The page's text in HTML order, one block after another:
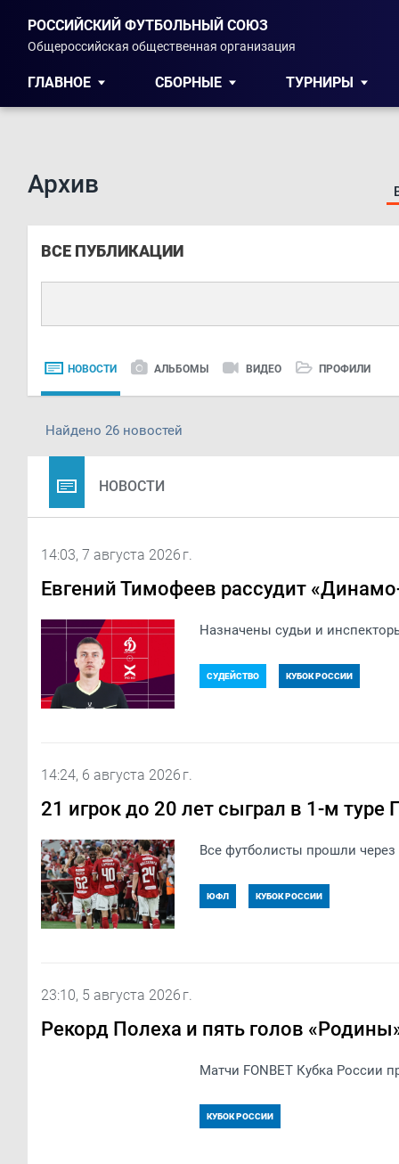
РОССИЙСКИЙ ФУТБОЛЬНЫЙ СОЮЗ
Общероссийская общественная организация
ГЛАВНОЕ СБОРНЫЕ ТУРНИРЫ
Архив
ВСЕ ПУБЛИКАЦИИ
НОВОСТИ АЛЬБОМЫ ВИДЕО ПРОФИЛИ
Найдено 26 новостей
НОВОСТИ
14:03, 7 августа 2026 г.
Евгений Тимофеев рассудит
Назначены судьи и
СУДЕЙСТВО КУБОК РОССИИ
14:24, 6 августа 2026 г.
21 игрок до 20 лет сыграл в 1-м туре
Все футболисты прошли
ЮФЛ КУБОК РОССИИ
23:10, 5 августа 2026 г.
Рекорд Полеха и пять голов
Матчи FONBET Кубка России
КУБОК РОССИИ